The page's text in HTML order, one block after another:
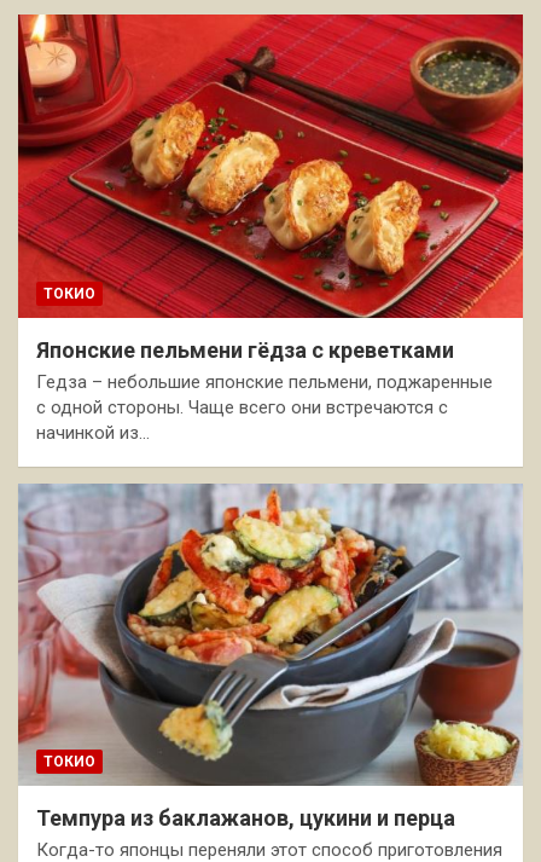
ТОКИО
Японские пельмени гёдза с креветками
Гедза – небольшие японские пельмени, поджаренные
с одной стороны. Чаще всего они встречаются с
начинкой из…
ТОКИО
Темпура из баклажанов, цукини и перца
Когда-то японцы переняли этот способ приготовления